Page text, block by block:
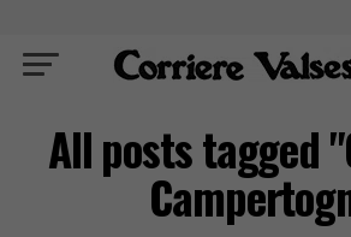
All posts tagged